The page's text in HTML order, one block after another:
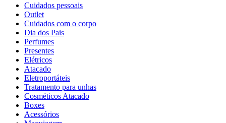
Cuidados pessoais
Outlet
Cuidados com o corpo
Dia dos Pais
Perfumes
Presentes
Elétricos
Atacado
Eletroportáteis
Tratamento para unhas
Cosméticos Atacado
Boxes
Acessórios